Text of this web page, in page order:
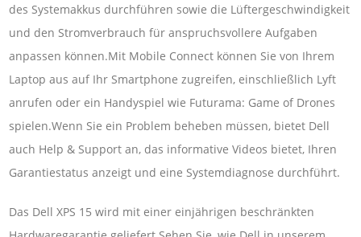
des Systemakkus durchführen sowie die Lüftergeschwindigkeit
und den Stromverbrauch für anspruchsvollere Aufgaben
anpassen können.Mit Mobile Connect können Sie von Ihrem
Laptop aus auf Ihr Smartphone zugreifen, einschließlich Lyft
anrufen oder ein Handyspiel wie Futurama: Game of Drones
spielen.Wenn Sie ein Problem beheben müssen, bietet Dell
auch Help & Support an, das informative Videos bietet, Ihren
Garantiestatus anzeigt und eine Systemdiagnose durchführt.
Das Dell XPS 15 wird mit einer einjährigen beschränkten